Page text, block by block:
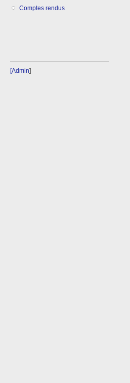
Comptes rendus
[Admin]